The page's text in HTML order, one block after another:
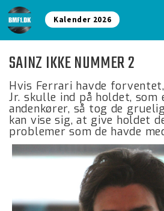
Kalender 2026
SAINZ IKKE NUMMER 2
Hvis Ferrari havde
Jr. skulle ind på holdet, som
andenkører, så tog de
kan vise sig, at give holdet
problemer som de havde